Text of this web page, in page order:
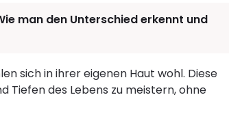
man den Unterschied erkennt und
sich in ihrer eigenen Haut wohl. Diese
Tiefen des Lebens zu meistern, ohne